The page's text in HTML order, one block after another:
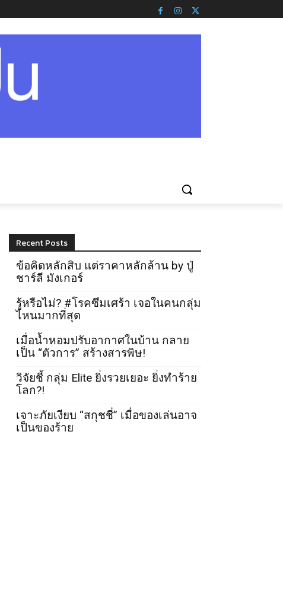
Recent Posts
ข้อคิดหลักสิบ แต่ราคาหลักล้าน by ปู่
ชาร์ลี มังเกอร์
รู้หรือไม่? #โรคซึมเศร้า เจอในคนกลุ่ม
ไหนมากที่สุด
เมื่อน้ำหอมปรับอากาศในบ้าน กลาย
เป็น “ตัวการ” สร้างสารพิษ!
วิจัยชี้ กลุ่ม Elite ยิ่งรวยเยอะ ยิ่งทำร้าย
โลก?!
เจาะภัยเงียบ “สกุชชี่” เมื่อของเล่นอาจ
เป็นของร้าย